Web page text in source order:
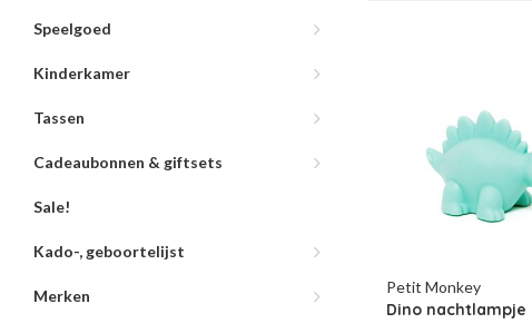
Speelgoed
Kinderkamer
Tassen
Cadeaubonnen & giftsets
Sale!
Kado-, geboortelijst
Merken Petit Monkey
Dino nachtlampje